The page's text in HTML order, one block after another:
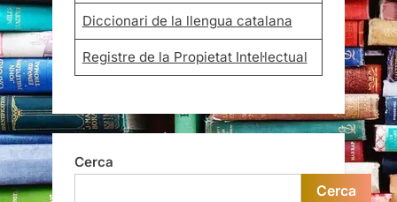
Diccionari de la llengua catalana
Registre de la Propietat Intel·lectual
Cerca
Cerca